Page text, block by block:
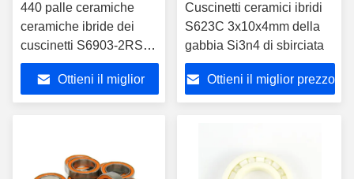
440 palle ceramiche
ceramiche ibride dei
cuscinetti S6903-2RS
Si3N4 del pattino di
acciaio inossidabile
Ottieni il miglior
Cuscinetti ceramici ibridi
S623C 3x10x4mm della
gabbia Si3n4 di sbirciata
Ottieni il miglior prezzo